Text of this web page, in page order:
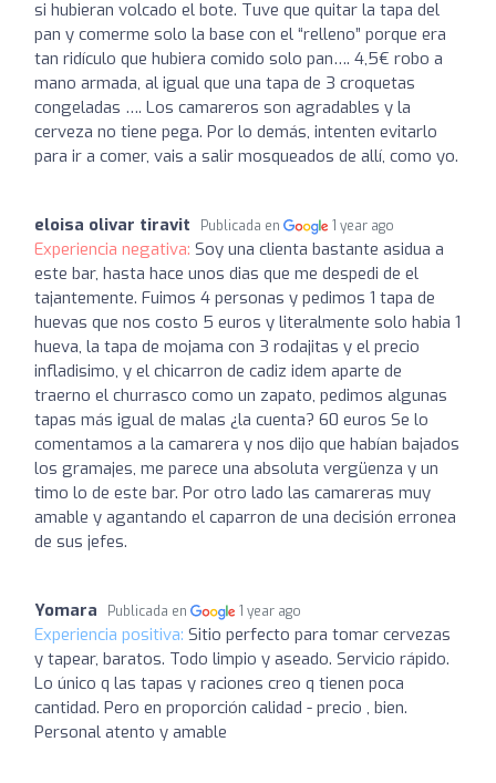
si hubieran volcado el bote. Tuve que quitar la tapa del
pan y comerme solo la base con el “relleno” porque era
tan ridículo que hubiera comido solo pan…. 4,5€ robo a
mano armada, al igual que una tapa de 3 croquetas
congeladas …. Los camareros son agradables y la
cerveza no tiene pega. Por lo demás, intenten evitarlo
para ir a comer, vais a salir mosqueados de allí, como yo.
eloisa olivar tiravit Publicada en 1 year ago
Experiencia negativa: Soy una clienta bastante asidua a
este bar, hasta hace unos dias que me despedi de el
tajantemente. Fuimos 4 personas y pedimos 1 tapa de
huevas que nos costo 5 euros y literalmente solo habia 1
hueva, la tapa de mojama con 3 rodajitas y el precio
infladisimo, y el chicarron de cadiz idem aparte de
traerno el churrasco como un zapato, pedimos algunas
tapas más igual de malas ¿la cuenta? 60 euros Se lo
comentamos a la camarera y nos dijo que habían bajados
los gramajes, me parece una absoluta vergüenza y un
timo lo de este bar. Por otro lado las camareras muy
amable y agantando el caparron de una decisión erronea
de sus jefes.
Yomara Publicada en 1 year ago
Experiencia positiva: Sitio perfecto para tomar cervezas
y tapear, baratos. Todo limpio y aseado. Servicio rápido.
Lo único q las tapas y raciones creo q tienen poca
cantidad. Pero en proporción calidad - precio , bien.
Personal atento y amable